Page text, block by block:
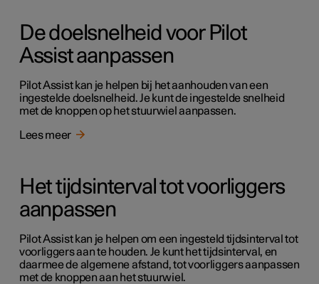
De doelsnelheid voor Pilot
Assist aanpassen
Pilot Assist kan je helpen bij het aanhouden van een
ingestelde doelsnelheid. Je kunt de ingestelde snelheid
met de knoppen op het stuurwiel aanpassen.
Lees meer
Het tijdsinterval tot voorliggers
aanpassen
Pilot Assist kan je helpen om een ingesteld tijdsinterval tot
voorliggers aan te houden. Je kunt het tijdsinterval, en
daarmee de algemene afstand, tot voorliggers aanpassen
met de knoppen aan het stuurwiel.